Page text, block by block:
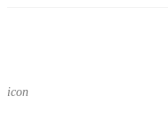
icon